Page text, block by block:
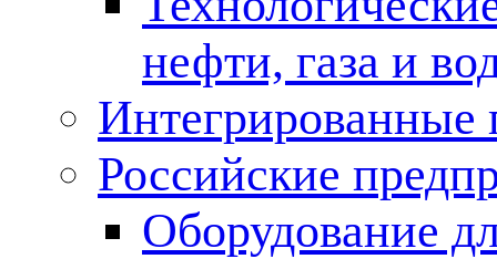
нефти, газа и
Российские
Оборудование